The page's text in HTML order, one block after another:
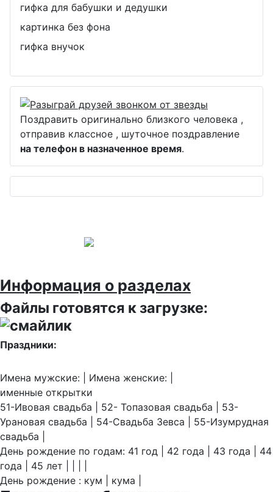
гифка для бабушки и дедушки
картинка без фона
гифка внучок
Поздравить оригинально близкого человека ,
отправив классное , шуточное поздравление
на телефон в назначенное время.
Информация о разделах
Файлы готовятся к загрузке:
Праздники:
Имена мужские: | Имена женские: |
именные открытки
51-Ивовая свадьба | 52- Топазовая свадьба | 53-
Урановая свадьба | 54-Свадьба Зевса | 55-Изумрудная
свадьба |
День рождение по годам: 41 год | 42 года | 43 года | 44
года | 45 лет | | | |
День рождение : кум | кума |